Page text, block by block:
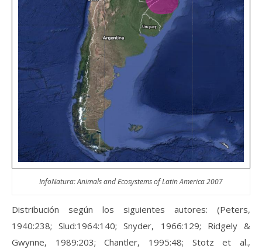
InfoNatura: Animals and Ecosystems of Latin America 2007
Distribución según los siguientes autores: (Peters,
1940:238; Slud:1964:140; Snyder, 1966:129; Ridgely &
Gwynne, 1989:203; Chantler, 1995:48; Stotz et al.,